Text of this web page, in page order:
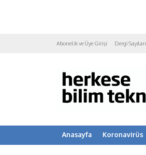
Abonelik ve Üye Girişi Dergi Sayıları
Anasayfa Koronavirüs